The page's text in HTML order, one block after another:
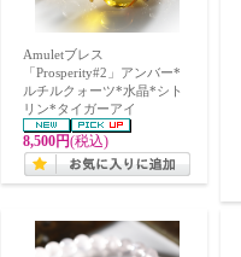
Amuletブレス
「Prosperity#2」アンバー*
ルチルクォーツ*水晶*シト
リン*タイガーアイ
8,500円(税込)